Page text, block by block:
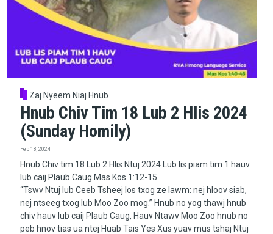
Zaj Nyeem Niaj Hnub
Hnub Chiv Tim 18 Lub 2 Hlis 2024
(Sunday Homily)
Feb 18, 2024
Hnub Chiv tim 18 Lub 2 Hlis Ntuj 2024 Lub lis piam tim 1 hauv
lub caij Plaub Caug Mas Kos 1:12-15
“Tswv Ntuj lub Ceeb Tsheej los txog ze lawm: nej hloov siab,
nej ntseeg txog lub Moo Zoo mog.” Hnub no yog thawj hnub
chiv hauv lub caij Plaub Caug, Hauv Ntawv Moo Zoo hnub no
peb hnov tias ua ntej Huab Tais Yes Xus yuav mus tshaj Ntuj